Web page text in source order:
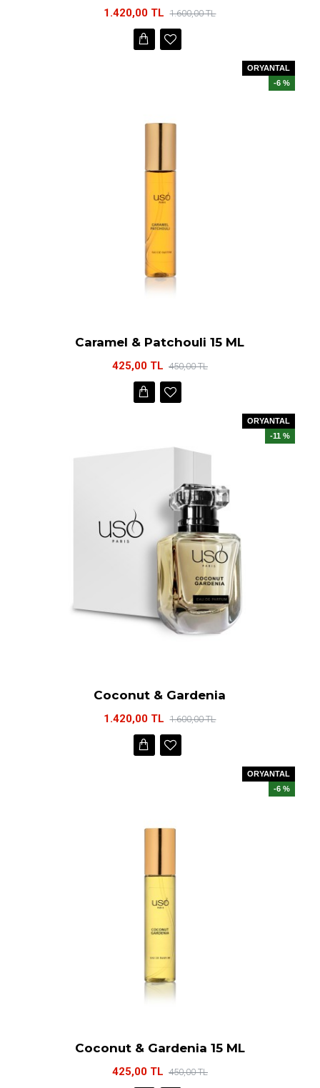
1.420,00 TL 1.600,00 TL
ORYANTAL
-6 %
Caramel & Patchouli 15 ML
425,00 TL 450,00 TL
ORYANTAL
-11 %
Coconut & Gardenia
1.420,00 TL 1.600,00 TL
ORYANTAL
-6 %
Coconut & Gardenia 15 ML
425,00 TL 450,00 TL